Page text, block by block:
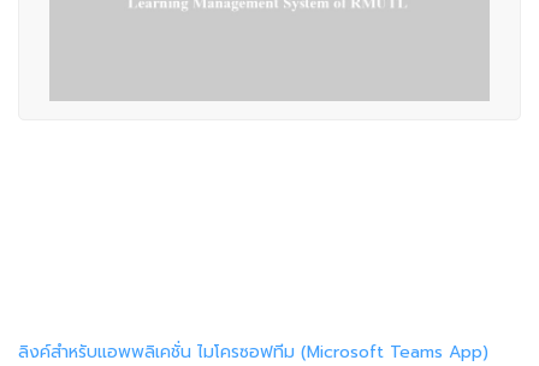
ลิงค์สำหรับแอพพลิเคชั่น ไมโครซอฟทีม (Microsoft Teams App)